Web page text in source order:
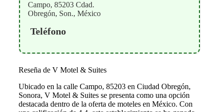
Campo, 85203 Cdad.
Obregón, Son., México
Teléfono
Reseña de V Motel & Suites
Ubicado en la calle Campo, 85203 en Ciudad Obregón,
Sonora, V Motel & Suites se presenta como una opción
destacada dentro de la oferta de moteles en México. Con